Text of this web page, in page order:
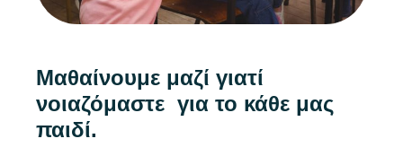
Μαθαίνουμε μαζί γιατί
νοιαζόμαστε για το κάθε μας
παιδί.